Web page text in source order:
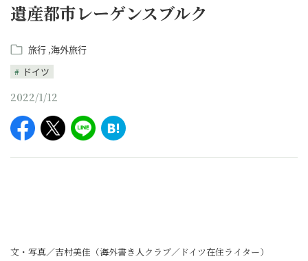
遺産都市レーゲンスブルク
旅行 海外旅行
ドイツ
2022/1/12
文・写真／吉村美佳（海外書き人クラブ／ドイツ在住ライター）